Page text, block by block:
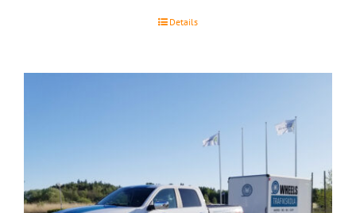
Details